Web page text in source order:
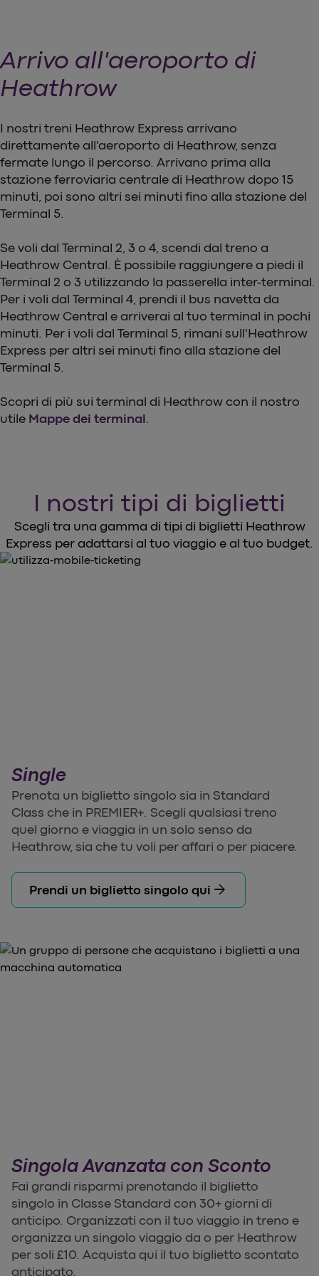
Arrivo all'aeroporto di
Heathrow
I nostri treni Heathrow Express arrivano
direttamente all'aeroporto di Heathrow, senza
fermate lungo il percorso. Arrivano prima alla
stazione ferroviaria centrale di Heathrow dopo 15
minuti, poi sono altri sei minuti fino alla stazione del
Terminal 5.
Se voli dal Terminal 2, 3 o 4, scendi dal treno a
Heathrow Central. È possibile raggiungere a piedi il
Terminal 2 o 3 utilizzando la passerella inter-terminal.
Per i voli dal Terminal 4, prendi il bus navetta da
Heathrow Central e arriverai al tuo terminal in pochi
minuti. Per i voli dal Terminal 5, rimani sull'Heathrow
Express per altri sei minuti fino alla stazione del
Terminal 5.
Scopri di più sui terminal di Heathrow con il nostro
utile Mappe dei terminal.
I nostri tipi di biglietti
Scegli tra una gamma di tipi di biglietti Heathrow
Express per adattarsi al tuo viaggio e al tuo budget.
Single
Prenota un biglietto singolo sia in Standard
Class che in PREMIER+. Scegli qualsiasi treno
quel giorno e viaggia in un solo senso da
Heathrow, sia che tu voli per affari o per piacere.
Prendi un biglietto singolo qui arrow_forward
Singola Avanzata con Sconto
Fai grandi risparmi prenotando il biglietto
singolo in Classe Standard con 30+ giorni di
anticipo. Organizzati con il tuo viaggio in treno e
organizza un singolo viaggio da o per Heathrow
per soli £10. Acquista qui il tuo biglietto scontato
anticipato.